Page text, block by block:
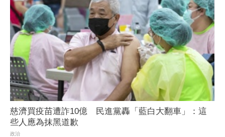
慈濟買疫苗遭詐10億 民進黨轟「藍白大翻車」：這
些人應為抹黑道歉
政治